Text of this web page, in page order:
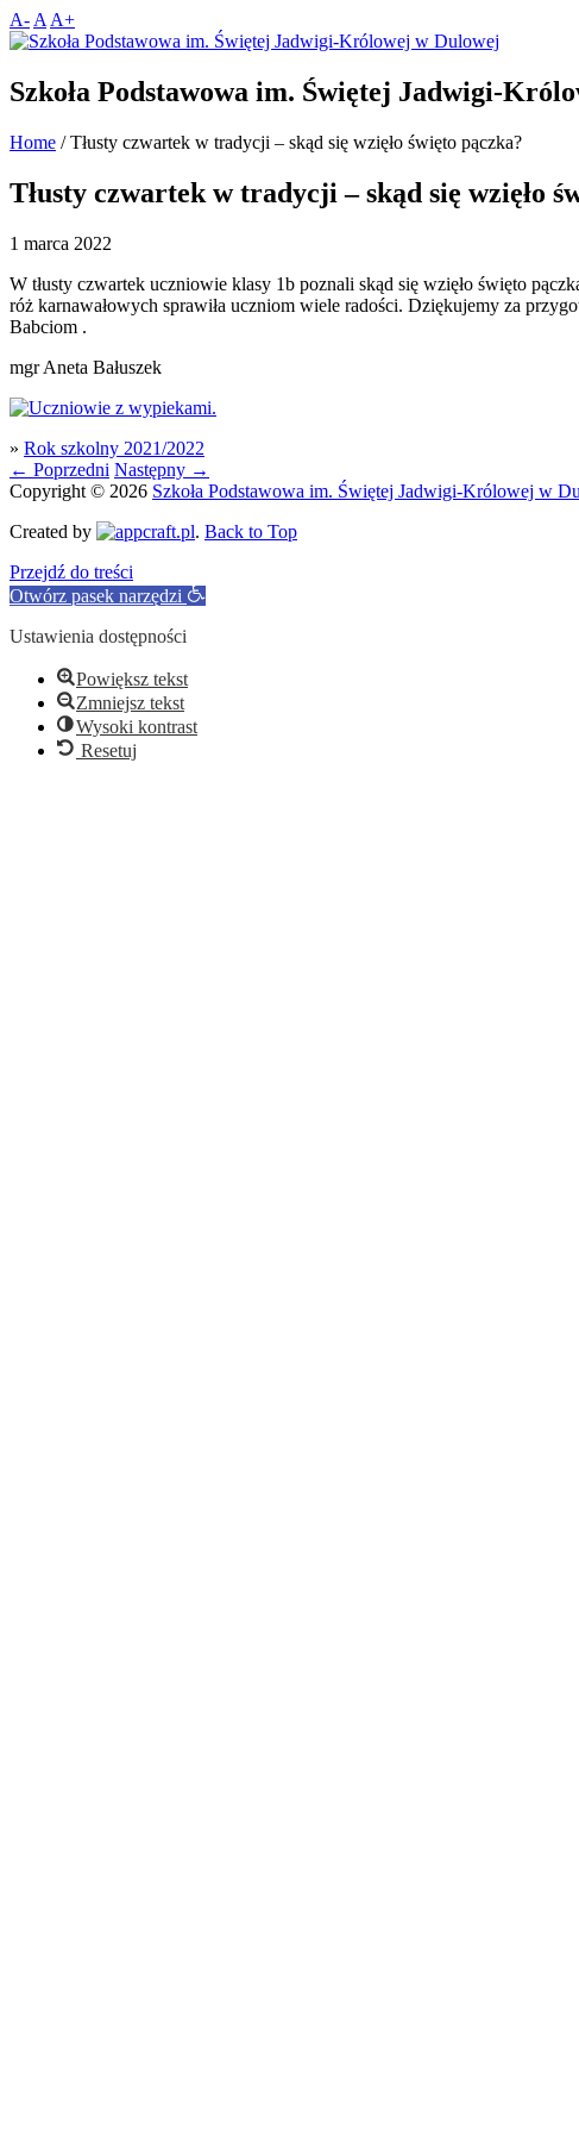
A- A A+
Szkoła Podstawowa im. Świętej Jadwigi-
Home / Tłusty czwartek w tradycji – skąd się wzięło święto pączka?
Tłusty czwartek w tradycji – skąd się wzięło
1 marca 2022
W tłusty czwartek uczniowie klasy 1b poznali skąd się wzięło święto
róż karnawałowych sprawiła uczniom wiele radości. Dziękujemy za
Babciom .
mgr Aneta Bałuszek
» Rok szkolny 2021/2022
← Poprzedni Następny →
Copyright © 2026 Szkoła Podstawowa im. Świętej Jadwigi-Królowej w
Created by
. Back to Top
Przejdź do treści
Otwórz pasek narzędzi
Ustawienia dostępności
Powiększ tekst
Zmniejsz tekst
Wysoki kontrast
Resetuj